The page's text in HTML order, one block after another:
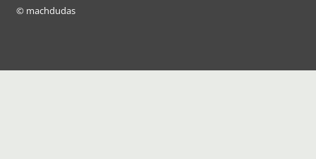
© machdudas